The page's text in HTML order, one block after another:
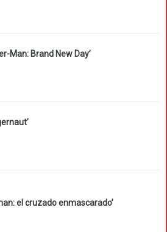
Man: Brand New Day’
el cruzado enmascarado’